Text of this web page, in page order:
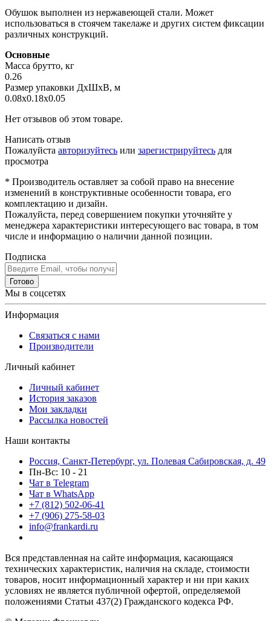
Обушок выполнен из нержавеющей стали. Может
использоваться в стоячем такелаже и других систем фиксации
различных конструкций.
Основные
Масса брутто, кг
0.26
Размер упаковки ДхШхВ, м
0.08x0.18x0.05
Нет отзывов об этом товаре.
Написать отзыв
Пожалуйста авторизуйтесь или зарегистрируйтесь для
просмотра
* Производитель оставляет за собой право на внесение
изменений в конструктивные особенности товара, его
комплектацию и дизайн.
Пожалуйста, перед совершением покупки уточняйте у
менеджера характеристики интересующего вас товара, в том
числе и информацию о наличии данной позиции.
Подписка
Готово
Мы в соцсетях
Информация
Связаться с нами
Производители
Личный кабинет
Личный кабинет
История заказов
Мои закладки
Рассылка новостей
Наши контакты
Россия, Санкт-Петербург, ул. Полевая Сабировская, д. 49
Пн-Вс: 10 - 21
Чат в Telegram
Чат в WhatsApp
+7 (812) 502-06-41
+7 (906) 275-58-03
info@frankardi.ru
Вся представленная на сайте информация, касающаяся
технических характеристик, наличия на складе, стоимости
товаров, носит информационный характер и ни при каких
условиях не является публичной офертой, определяемой
положениями Статьи 437(2) Гражданского кодекса РФ.